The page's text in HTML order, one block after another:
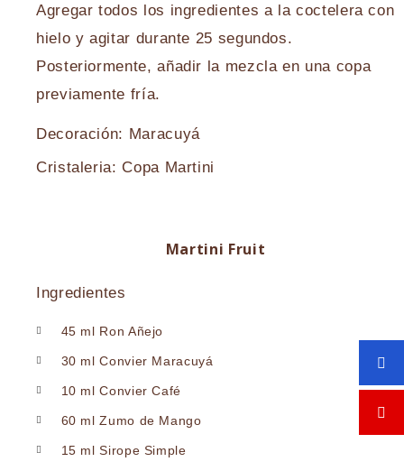
Agregar todos los ingredientes a la coctelera con
hielo y agitar durante 25 segundos.
Posteriormente, añadir la mezcla en una copa
previamente fría.
Decoración: Maracuyá
Cristaleria: Copa Martini
Martini Fruit
Ingredientes
45 ml Ron Añejo
30 ml Convier Maracuyá
10 ml Convier Café
60 ml Zumo de Mango
15 ml Sirope Simple